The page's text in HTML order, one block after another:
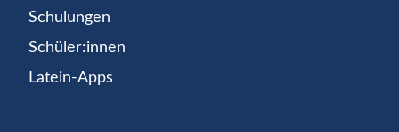
Schulungen
Schüler:innen
Latein-Apps